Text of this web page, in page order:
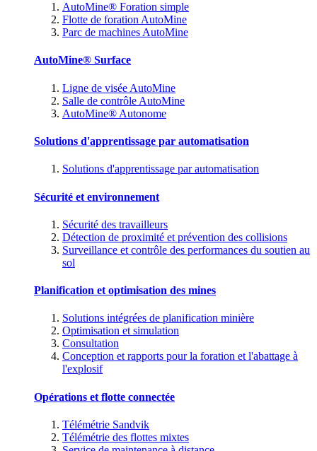
AutoMine® Foration simple
Flotte de foration AutoMine
Parc de machines AutoMine
AutoMine® Surface
Ligne de visée AutoMine
Salle de contrôle AutoMine
AutoMine® Autonome
Solutions d'apprentissage par automatisation
Solutions d'apprentissage par automatisation
Sécurité et environnement
Sécurité des travailleurs
Détection de proximité et prévention des collisions
Surveillance et contrôle des performances du soutien au
sol
Planification et optimisation des mines
Solutions intégrées de planification minière
Optimisation et simulation
Consultation
Conception et rapports pour la foration et l'abattage à
l'explosif
Opérations et flotte connectée
Télémétrie Sandvik
Télémétrie des flottes mixtes